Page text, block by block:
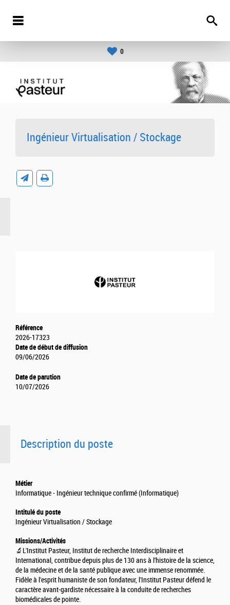
0
Ingénieur Virtualisation / Stockage
Description du poste
Métier
Informatique - Ingénieur technique confirmé (Informatique)
Intitulé du poste
Ingénieur Virtualisation / Stockage
Missions/Activités
🔬L'Institut Pasteur, Institut de recherche Interdisciplinaire et
International, contribue depuis plus de 130 ans à l'histoire de la science,
de la médecine et de la santé publique avec une immense renommée.
Fidèle à l'esprit humaniste de son fondateur, l'Institut Pasteur défend le
caractère avant-gardiste nécessaire à la conduite de recherches
biomédicales de pointe.
Référence
2026-17323
Date de début de diffusion
09/06/2026
Date de parution
10/07/2026